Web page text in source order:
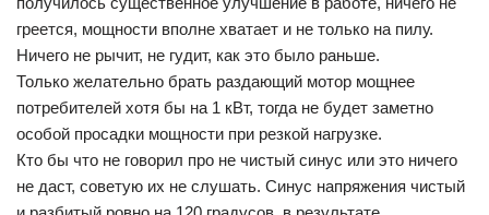
греется, мощности вполне хватает и не только на пилу.
Ничего не рычит, не гудит, как это было раньше.
Только желательно брать раздающий мотор мощнее
потребителей хотя бы на 1 кВт, тогда не будет заметно
особой просадки мощности при резкой нагрузке.
Кто бы что не говорил про не чистый синус или это ничего
не даст, советую их не слушать. Синус напряжения чистый